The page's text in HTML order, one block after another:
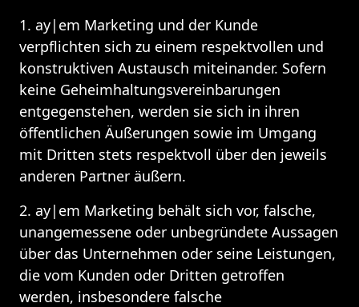
1. ay|em Marketing und der Kunde
verpflichten sich zu einem respektvollen und
konstruktiven Austausch miteinander. Sofern
keine Geheimhaltungsvereinbarungen
entgegenstehen, werden sie sich in ihren
öffentlichen Äußerungen sowie im Umgang
mit Dritten stets respektvoll über den jeweils
anderen Partner äußern.
2. ay|em Marketing behält sich vor, falsche,
unangemessene oder unbegründete Aussagen
über das Unternehmen oder seine Leistungen,
die vom Kunden oder Dritten getroffen
werden, insbesondere falsche